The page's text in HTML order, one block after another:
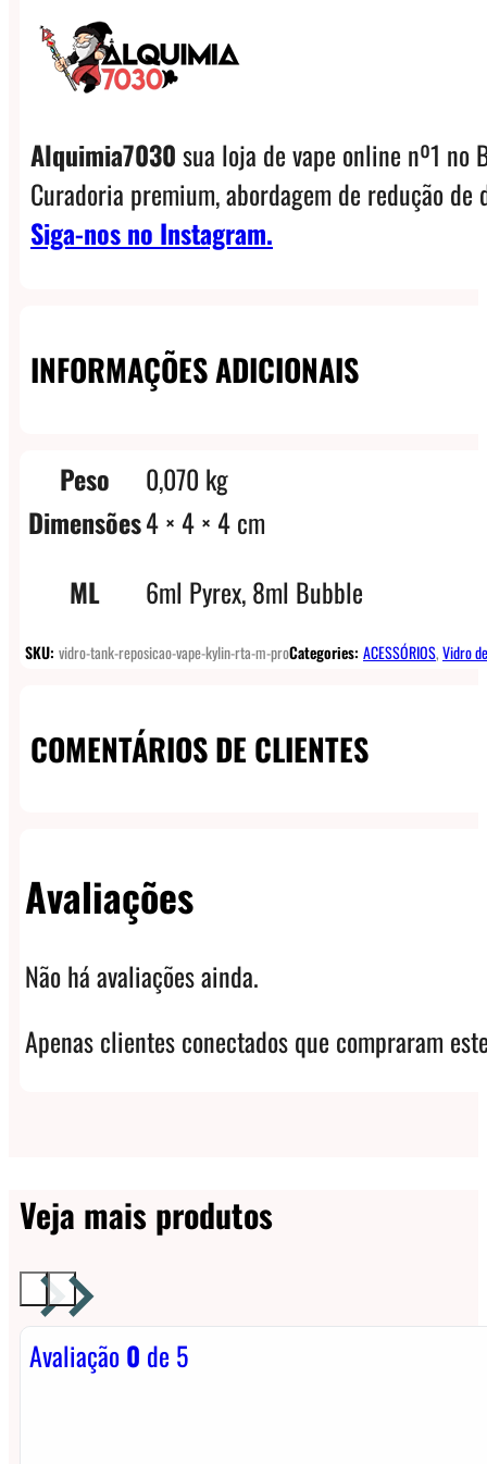
Alquimia7030sua loja de vape online nº1 no
Curadoria premium, abordagem de redução
Siga-nos no Instagram.
INFORMAÇÕES ADICIONAIS
Peso
0,070 kg
Dimensões4 × 4 × 4 cm
ML
6ml Pyrex, 8ml Bubble
SKU: vidro-tank-reposicao-vape-kylin-rta-m-proCategories: ACESSÓRIOS,Vidro
COMENTÁRIOS DE CLIENTES
Avaliações
Não há avaliações ainda.
Apenas clientes conectados que compraram
Veja mais produtos
Avaliação0 de 5